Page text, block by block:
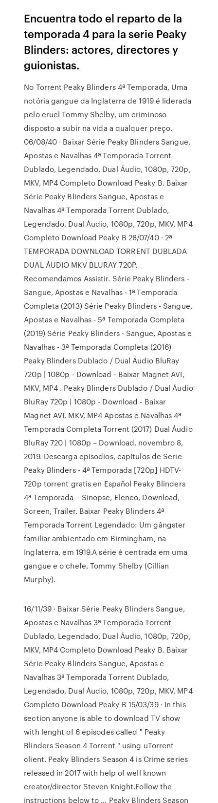
Encuentra todo el reparto de la
temporada 4 para la serie Peaky
Blinders: actores, directores y
guionistas.
No Torrent Peaky Blinders 4ª Temporada, Uma
notória gangue da Inglaterra de 1919 é liderada
pelo cruel Tommy Shelby, um criminoso
disposto a subir na vida a qualquer preço.
06/08/40 · Baixar Série Peaky Blinders Sangue,
Apostas e Navalhas 4ª Temporada Torrent
Dublado, Legendado, Dual Áudio, 1080p, 720p,
MKV, MP4 Completo Download Peaky B. Baixar
Série Peaky Blinders Sangue, Apostas e
Navalhas 4ª Temporada Torrent Dublado,
Legendado, Dual Áudio, 1080p, 720p, MKV, MP4
Completo Download Peaky B 28/07/40 · 2ª
TEMPORADA DOWNLOAD TORRENT DUBLADA
DUAL ÁUDIO MKV BLURAY 720P.
Recomendamos Assistir. Série Peaky Blinders -
Sangue, Apostas e Navalhas - 1ª Temporada
Completa (2013) Série Peaky Blinders - Sangue,
Apostas e Navalhas - 5ª Temporada Completa
(2019) Série Peaky Blinders - Sangue, Apostas e
Navalhas - 3ª Temporada Completa (2016)
Peaky Blinders Dublado / Dual Áudio BluRay
720p | 1080p - Download - Baixar Magnet AVI,
MKV, MP4 . Peaky Blinders Dublado / Dual Áudio
BluRay 720p | 1080p - Download - Baixar
Magnet AVI, MKV, MP4 Apostas e Navalhas 4ª
Temporada Completa Torrent (2017) Dual Áudio
BluRay 720 | 1080p – Download. novembro 8,
2019. Descarga episodios, capítulos de Serie
Peaky Blinders - 4ª Temporada [720p] HDTV-
720p torrent gratis en Español Peaky Blinders
4ª Temporada – Sinopse, Elenco, Download,
Screen, Trailer. Baixar Peaky Blinders 4ª
Temporada Torrent Legendado: Um gângster
familiar ambientado em Birmingham, na
Inglaterra, em 1919.A série é centrada em uma
gangue e o chefe, Tommy Shelby (Cillian
Murphy).
16/11/39 · Baixar Série Peaky Blinders Sangue,
Apostas e Navalhas 3ª Temporada Torrent
Dublado, Legendado, Dual Áudio, 1080p, 720p,
MKV, MP4 Completo Download Peaky B. Baixar
Série Peaky Blinders Sangue, Apostas e
Navalhas 3ª Temporada Torrent Dublado,
Legendado, Dual Áudio, 1080p, 720p, MKV, MP4
Completo Download Peaky B 15/03/39 · In this
section anyone is able to download TV show
with lenght of 6 episodes called " Peaky
Blinders Season 4 Torrent " using uTorrent
client. Peaky Blinders Season 4 is Crime series
released in 2017 with help of well known
creator/director Steven Knight.Follow the
instructions below to … Peaky Blinders Season